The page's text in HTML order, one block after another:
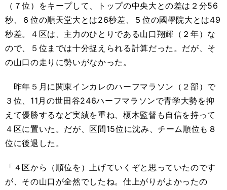
（７位）をキープして、トップの中央大との差は２分56
秒、６位の順天堂大とは26秒差、５位の國學院大とは49
秒差。４区は、主力のひとりである山口翔輝（２年）な
ので、５位までは十分捉えられる計算だった。だが、そ
の山口の走りに勢いがなかった。
昨年５月に関東インカレのハーフマラソン（２部）で
３位、 11月の世田谷246ハーフマラソンで青学大勢を抑
えて優勝するなど実績を重ね、榎木監督も自信を持って
４区に置いた。だが、区間15位に沈み、チーム順位も８
位に後退した。
「４区から（順位を）上げていくぞと思っていたのです
が、その山口が全然でしたね。仕上がりがよかったの